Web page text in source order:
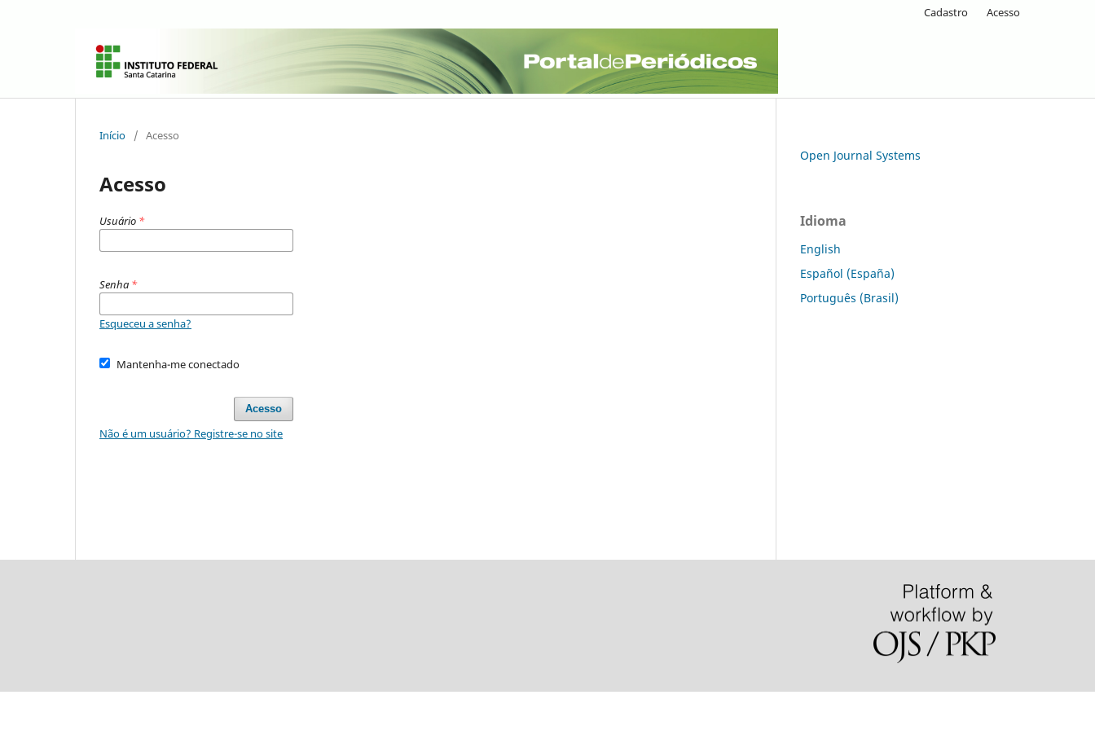
Cadastro Acesso
Início / Acesso
Acesso
Usuário *
Senha *
Esqueceu a senha?
Mantenha-me conectado
Acesso
Não é um usuário? Registre-se no site
Open Journal Systems
Idioma
English
Español (España)
Português (Brasil)